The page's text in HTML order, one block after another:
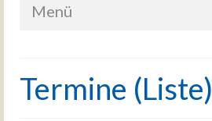
Menü
Termine (Liste)